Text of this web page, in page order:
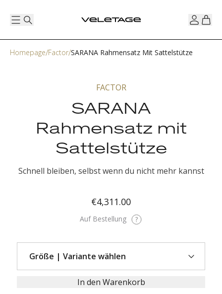
Homepage Factor SARANA Rahmensatz Mit Sattelstütze
FACTOR
SARANA
Rahmensatz mit
Sattelstütze
Schnell bleiben, selbst wenn du nicht mehr kannst
€4,311.00
Auf Bestellung
In den Warenkorb